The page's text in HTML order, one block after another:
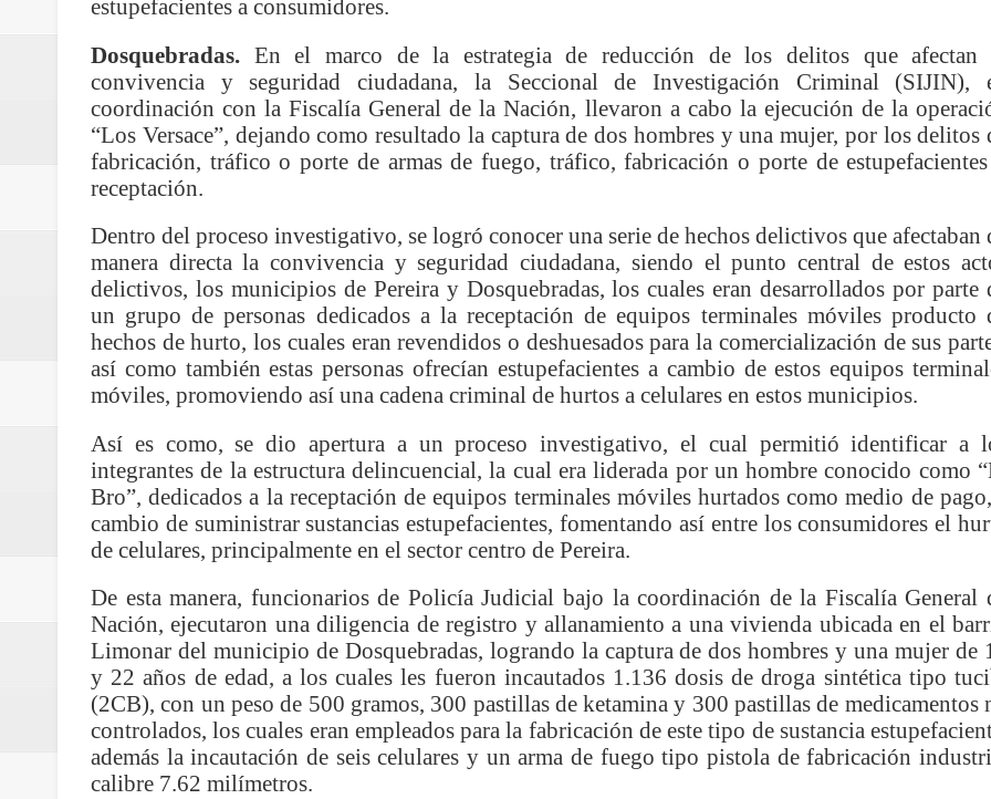
Regionetnoticias / Villarrica avanza hacia una ruta definitiva de reasentamiento
Regionetnoticias / Alcaldía de Cartagena avanza en trabajos contra las inundaciones con
calle San Juan de Dios del Centro Histórico
Regionetnoticias / Pereira avanza con resultados en salud mental, innovación y paz
Regionetnoticias / Gobernación de Caldas hace seguimiento al avance de la construcción de 400
ecoeficientes en Marquetalia
Regionetnoticias / Despliegue de seguridad sin precedentes: El Valle y la nación refuerzan
Regionetnoticias / Las ayudas técnicas aportaron dignidad a las personas con discapacidad de
ReGioNetNoticias / RISARALDA / Risaralda fortalece la preparación de sus municipios frente al
ReGionetNoticias / DOSQUEBRADAS / Dosquebradas fortalece la respuesta frente a tres Alertas
acciones que impactan a más de 20.000 personas
ReGioNetNoticias- MEDELLIN / En Medellín fue inmovilizado un bus que estaba siendo lavado
excedió límites de emisión de gases contaminantes
ReGioNetNoticias / Altas temperaturas ponen en máxima alerta al Tolima
estupefacientes a consumidores.
Dosquebradas. En el marco de la estrategia de reducción de los delitos que afectan
convivencia y seguridad ciudadana, la Seccional de Investigación Criminal (SIJIN),
coordinación con la Fiscalía General de la Nación, llevaron a cabo la ejecución de la
“Los Versace”, dejando como resultado la captura de dos hombres y una mujer, por los delitos
fabricación, tráfico o porte de armas de fuego, tráfico, fabricación o porte de
receptación.
Dentro del proceso investigativo, se logró conocer una serie de hechos delictivos que afectaban
manera directa la convivencia y seguridad ciudadana, siendo el punto central de estos
delictivos, los municipios de Pereira y Dosquebradas, los cuales eran desarrollados por parte
un grupo de personas dedicados a la receptación de equipos terminales móviles producto
hechos de hurto, los cuales eran revendidos o deshuesados para la comercialización de sus
así como también estas personas ofrecían estupefacientes a cambio de estos equipos
móviles, promoviendo así una cadena criminal de hurtos a celulares en estos municipios.
Así es como, se dio apertura a un proceso investigativo, el cual permitió identificar a
integrantes de la estructura delincuencial, la cual era liderada por un hombre conocido como
Bro”, dedicados a la receptación de equipos terminales móviles hurtados como medio de
cambio de suministrar sustancias estupefacientes, fomentando así entre los consumidores el
de celulares, principalmente en el sector centro de Pereira.
De esta manera, funcionarios de Policía Judicial bajo la coordinación de la Fiscalía General
Nación, ejecutaron una diligencia de registro y allanamiento a una vivienda ubicada en el
Limonar del municipio de Dosquebradas, logrando la captura de dos hombres y una mujer de
y 22 años de edad, a los cuales les fueron incautados 1.136 dosis de droga sintética tipo
(2CB), con un peso de 500 gramos, 300 pastillas de ketamina y 300 pastillas de medicamentos
controlados, los cuales eran empleados para la fabricación de este tipo de sustancia
además la incautación de seis celulares y un arma de fuego tipo pistola de fabricación
calibre 7.62 milímetros.